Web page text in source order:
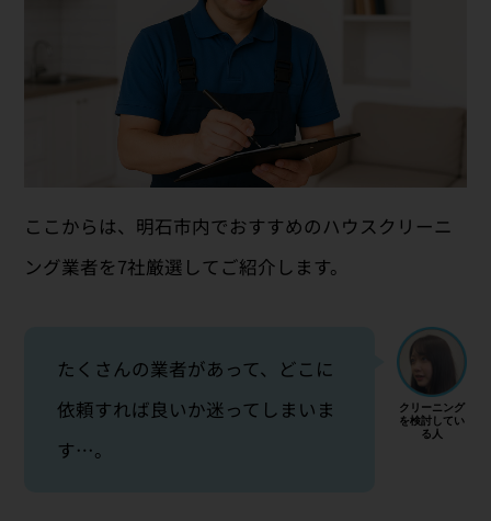
ここからは、明石市内でおすすめのハウスクリーニ
ング業者を7社厳選してご紹介します。
たくさんの業者があって、どこに
依頼すれば良いか迷ってしまいま
す…。